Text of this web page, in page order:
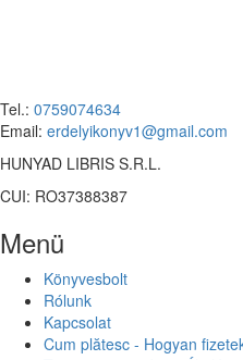
Tel.: 0759074634
Email: erdelyikonyv1@gmail.com
HUNYAD LIBRIS S.R.L.
CUI: RO37388387
Menü
Könyvesbolt
Rólunk
Kapcsolat
Cum plătesc - Hogyan